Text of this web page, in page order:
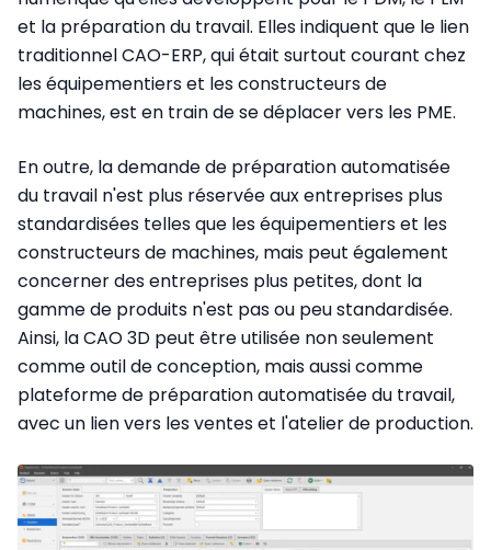
et la préparation du travail. Elles indiquent que le lien
traditionnel CAO-ERP, qui était surtout courant chez
les équipementiers et les constructeurs de
machines, est en train de se déplacer vers les PME.
En outre, la demande de préparation automatisée
du travail n'est plus réservée aux entreprises plus
standardisées telles que les équipementiers et les
constructeurs de machines, mais peut également
concerner des entreprises plus petites, dont la
gamme de produits n'est pas ou peu standardisée.
Ainsi, la CAO 3D peut être utilisée non seulement
comme outil de conception, mais aussi comme
plateforme de préparation automatisée du travail,
avec un lien vers les ventes et l'atelier de production.